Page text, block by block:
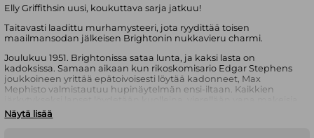
Elly Griffithsin uusi, koukuttava sarja jatkuu!
Taitavasti laadittu murhamysteeri, jota ryydittää toisen
maailmansodan jälkeisen Brightonin nukkavieru charmi.
Joulukuu 1951. Brightonissa sataa lunta, ja kaksi lasta on
kadoksissa. Samaan aikaan kun rikoskomisario Edgar Stephens
joukkoineen yrittää epätoivoisesti löytää kadonneet, Max
Mephisto valmistautuu hupinäytelmän ensi-iltaan. Kaikkien
Onko tapauksella jokin yhteys ennen sotaa teatterissa
tapahtuneeseen murhaan, jonka Edgarin ja Maxin ystävä Stan
Näytä lisää